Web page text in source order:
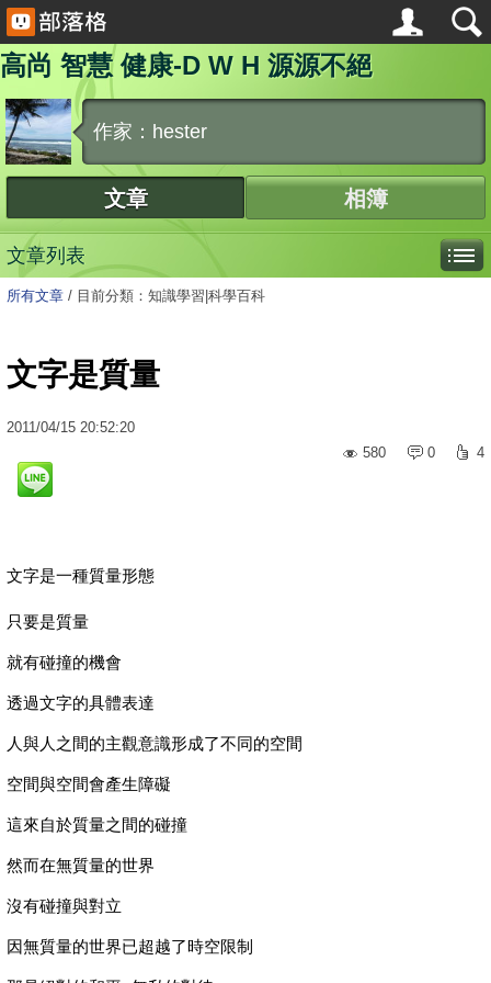
高尚 智慧 健康-D W H 源源不絕
作家：hester
文章 相簿
文章列表
所有文章 / 目前分類：知識學習|科學百科
文字是質量
2011/04/15 20:52:20
580
0 4
文字是一種質量形態
只要是質量
就有碰撞的機會
透過文字的具體表達
人與人之間的主觀意識形成了不同的空間
空間與空間會產生障礙
這來自於質量之間的碰撞
然而在無質量的世界
沒有碰撞與對立
因無質量的世界已超越了時空限制